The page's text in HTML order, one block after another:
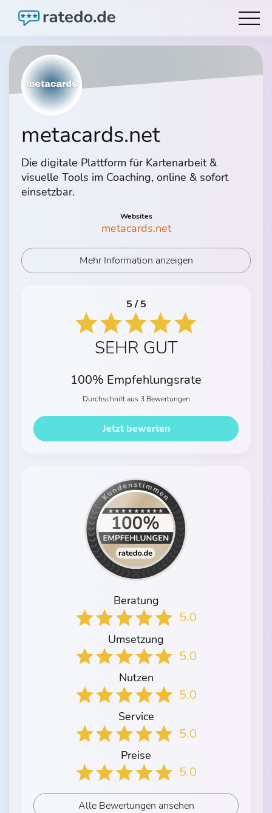
metacards.net
Die digitale Plattform für Kartenarbeit &
visuelle Tools im Coaching, online & sofort
einsetzbar.
Websites
metacards.net
Mehr Information anzeigen
5 / 5
SEHR GUT
100% Empfehlungsrate
Durchschnitt aus 3 Bewertungen
Jetzt bewerten
Beratung
5.0
Umsetzung
5.0
Nutzen
5.0
Service
5.0
Preise
5.0
Alle Bewertungen ansehen